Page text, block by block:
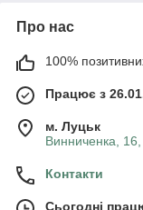
Про нас
100%
Працює з
м. Луцьк
Винниченка, 16,
Контакти
Сьогодні